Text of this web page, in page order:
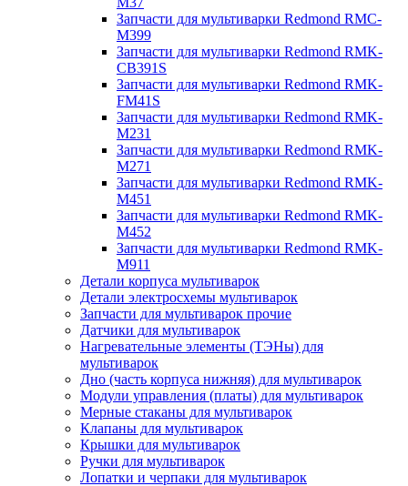
Запчасти для мультиварки Redmond RMC-
M399
Запчасти для мультиварки Redmond RMK-
CB391S
Запчасти для мультиварки Redmond RMK-
FM41S
Запчасти для мультиварки Redmond RMK-
M231
Запчасти для мультиварки Redmond RMK-
M271
Запчасти для мультиварки Redmond RMK-
M451
Запчасти для мультиварки Redmond RMK-
M452
Запчасти для мультиварки Redmond RMK-
M911
Детали корпуса мультиварок
Детали электросхемы мультиварок
Запчасти для мультиварок прочие
Датчики для мультиварок
Нагревательные элементы (ТЭНы) для
мультиварок
Дно (часть корпуса нижняя) для мультиварок
Модули управления (платы) для мультиварок
Мерные стаканы для мультиварок
Клапаны для мультиварок
Крышки для мультиварок
Ручки для мультиварок
Лопатки и черпаки для мультиварок